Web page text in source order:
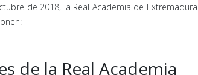
de 2018, la Real Academia de Extremadura
de la Real Academia